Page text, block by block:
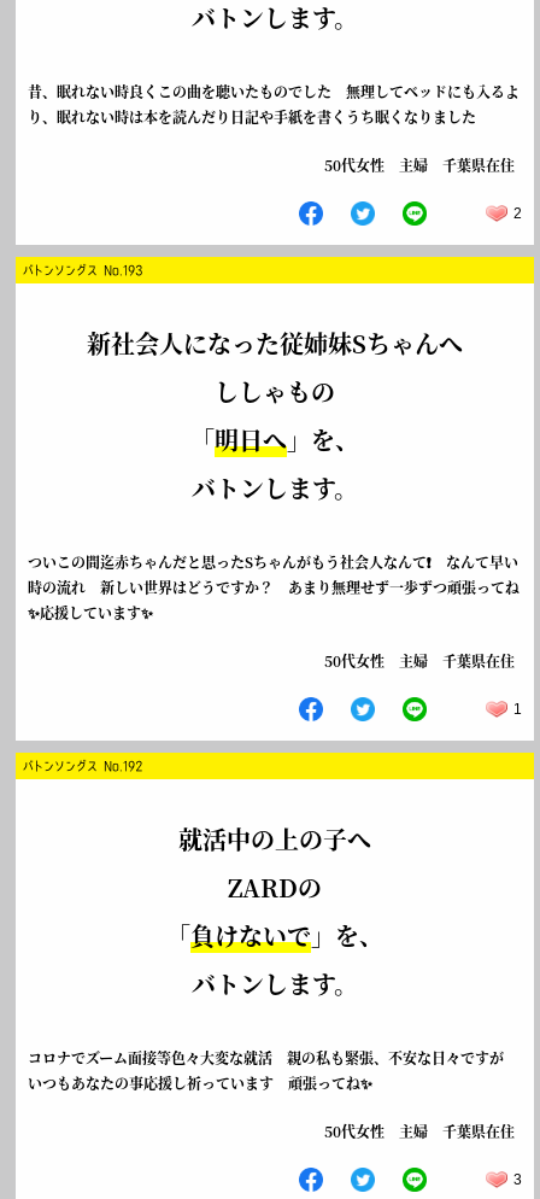
バトンします。
昔、眠れない時良くこの曲を聴いたものでした 無理してベッドにも入るよ
り、眠れない時は本を読んだり日記や手紙を書くうち眠くなりました
50代女性 主婦 千葉県在住
2
バトンソングス No.193
新社会人になった従姉妹Sちゃんへ
ししゃもの
「明日へ 」を、
バトンします。
ついこの間迄赤ちゃんだと思ったSちゃんがもう社会人なんて❗ なんて早い
時の流れ 新しい世界はどうですか？ あまり無理せず一歩ずつ頑張ってね
✨応援しています✨
50代女性 主婦 千葉県在住
1
バトンソングス No.192
就活中の上の子へ
ZARDの
「負けないで 」を、
バトンします。
コロナでズーム面接等色々大変な就活 親の私も緊張、不安な日々ですが
いつもあなたの事応援し祈っています 頑張ってね✨
50代女性 主婦 千葉県在住
3